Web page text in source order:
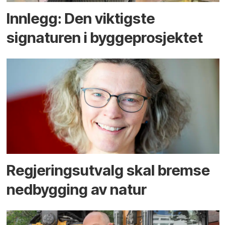
Innlegg: Den viktigste
signaturen i bygge­­prosjektet
Regjerings­utvalg skal bremse
ned­bygging av natur